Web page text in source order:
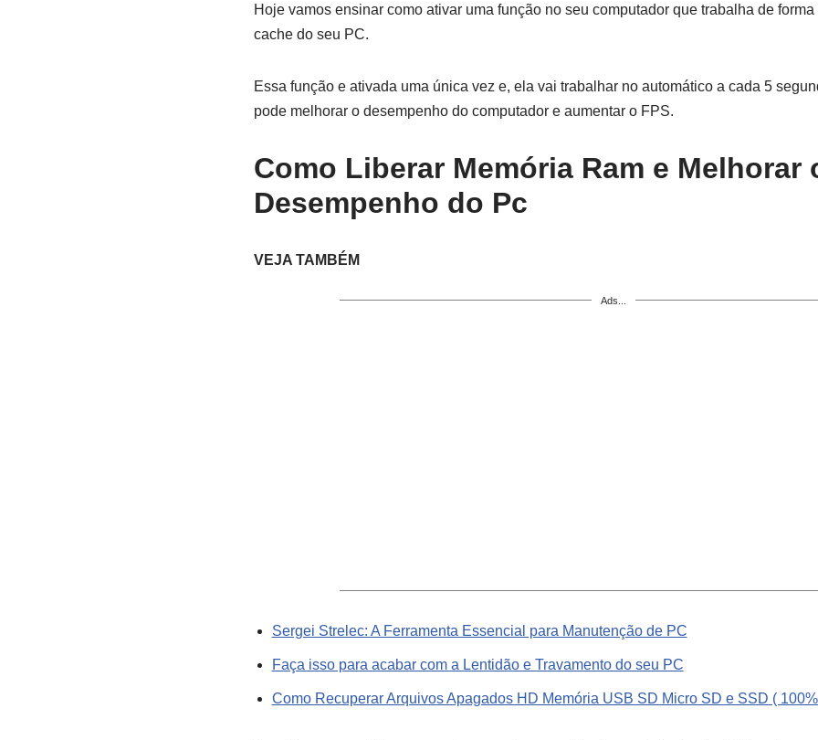
Hoje vamos ensinar como ativar uma função no seu computador que trabalha de
cache do seu PC.
Essa função e ativada uma única vez e, ela vai trabalhar no automático a cada 5
pode melhorar o desempenho do computador e aumentar o FPS.
Como Liberar Memória Ram e Melhorar
Desempenho do Pc
VEJA TAMBÉM
Ads...
Sergei Strelec: A Ferramenta Essencial para Manutenção de PC
Faça isso para acabar com a Lentidão e Travamento do seu PC
Como Recuperar Arquivos Apagados HD Memória USB SD Micro SD e SSD (